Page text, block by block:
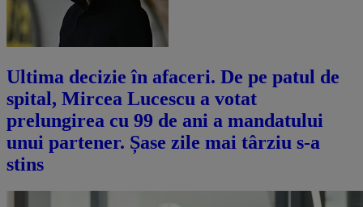
Ultima decizie în afaceri. De pe patul de
spital, Mircea Lucescu a votat
prelungirea cu 99 de ani a mandatului
unui partener. Șase zile mai târziu s-a
stins